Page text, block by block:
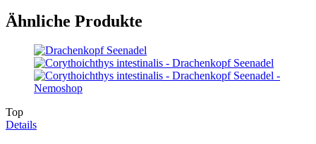
Ähnliche Produkte
Top
Details